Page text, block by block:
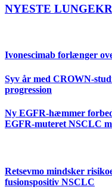
NYESTE
Ivonescimab forlænger
Syv år med CROWN-
progression
Ny EGFR-hæmmer
EGFR-muteret NSCLC
Retsevmo mindsker
fusionspositiv NSCLC